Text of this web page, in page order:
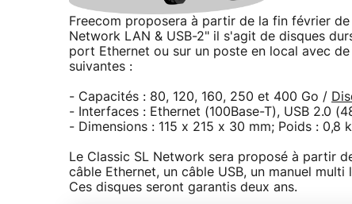
Freecom proposera à partir de la fin février
Network LAN & USB-2" il s'agit de disques
port Ethernet ou sur un poste en local avec
suivantes :
- Capacités : 80, 120, 160, 250 et 400 Go /
- Interfaces : Ethernet (100Base-T), USB 2.0
- Dimensions : 115 x 215 x 30 mm; Poids : 0,8
Le Classic SL Network sera proposé à partir
câble Ethernet, un câble USB, un manuel
Ces disques seront garantis deux ans.